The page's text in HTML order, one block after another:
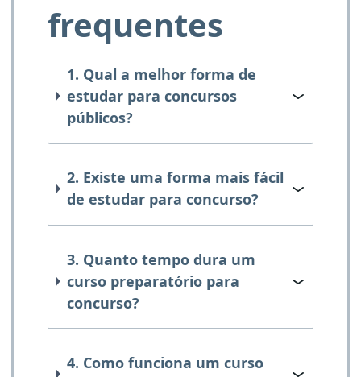
frequentes
1. Qual a melhor forma de
estudar para concursos
públicos?
2. Existe uma forma mais fácil
de estudar para concurso?
3. Quanto tempo dura um
curso preparatório para
concurso?
4. Como funciona um curso